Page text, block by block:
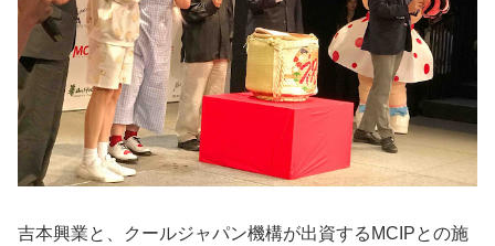
吉本興業と、クールジャパン機構が出資するMCIPとの施